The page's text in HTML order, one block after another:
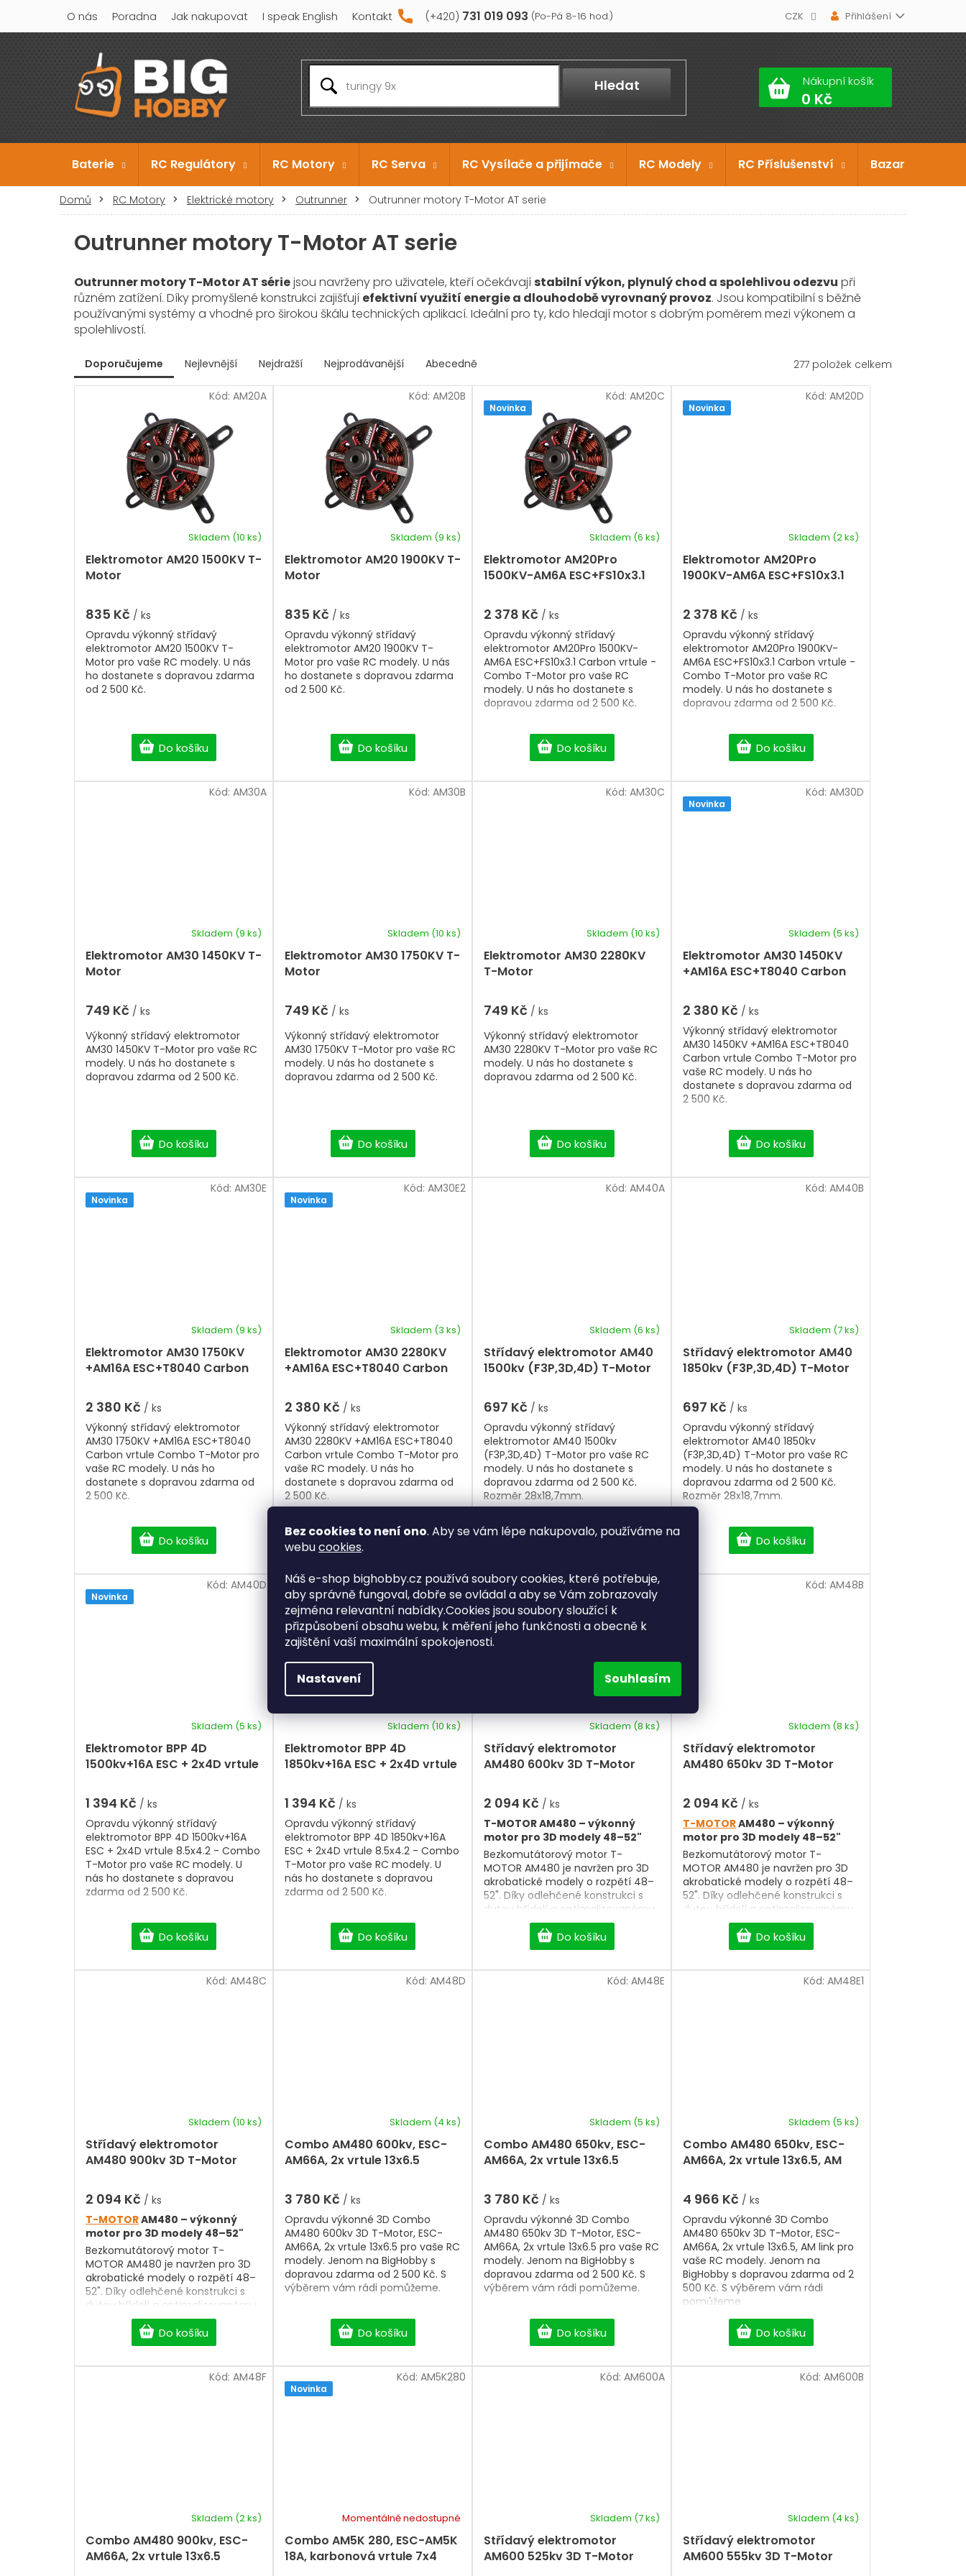
Bez cookies to není ono. Aby se vám lépe nakupovalo, používáme na
webucookies.
Náš e-shop bighobby.cz používá soubory cookies, které potřebuje,
aby správně fungoval, dobře se ovládal a aby se Vám zobrazovaly
zejména relevantní nabídky.Cookies jsou soubory sloužící k
přizpůsobení obsahu webu, k měření jeho funkčnosti a obecně k
zajištění vaší maximální spokojenosti.
Nastavení Souhlasím
obsah
731 019 093
O nás Poradna Jak nakupovat I speak English Kontakt CZK Přihlášení
Hledat Nákupní košík
Baterie RC Regulátory RC Motory RC Serva RC Vysílače a přijímače RC Modely RC Příslušenství Bazar
Domů RC Motory Elektrické motory Outrunner Outrunner motory T-Motor AT serie
Outrunner motory T-Motor AT serie
Outrunner motory T-Motor AT sériejsou navrženy pro uživatele, kteří očekávají stabilní výkon, plynulý chod a spolehlivou odezvu při
různém zatížení. Díky promyšlené konstrukci zajišťují efektivní využití energie a dlouhodobě vyrovnaný provoz. Jsou kompatibilní s běžně
používanými systémy a vhodné pro širokou škálu technických aplikací. Ideální pro ty, kdo hledají motor s dobrým poměrem mezi výkonem a
spolehlivostí.
Ř
Doporučujeme Nejlevnější Nejdražší Nejprodávanější Abecedně 277 položek celkem
ý
p
Elektromotor AM20 1500KV T-
Motor
Skladem (10 ks)
835 Kč / ks
Do košíku
Opravdu výkonný střídavý
elektromotor AM20 1500KV T-
Motor pro vaše RC modely. U nás
ho dostanete s dopravou zdarma
od 2 500 Kč.
Kód: AM20A
Elektromotor AM20 1900KV T-
Motor
Skladem (9 ks)
835 Kč / ks
Do košíku
Opravdu výkonný střídavý
elektromotor AM20 1900KV T-
Motor pro vaše RC modely. U nás
ho dostanete s dopravou zdarma
od 2 500 Kč.
Kód: AM20B
Novinka
Elektromotor AM20Pro
1500KV-AM6A ESC+FS10x3.1
Motor
Skladem (6 ks)
2 378 Kč / ks
Do košíku
Opravdu výkonný střídavý
elektromotor AM20Pro 1500KV-
AM6A ESC+FS10x3.1 Carbon vrtule -
Combo T-Motor pro vaše RC
modely. U nás ho dostanete s
dopravou zdarma od 2 500 Kč.
Kód: AM20C
Novinka
Elektromotor AM20Pro
1900KV-AM6A ESC+FS10x3.1
Motor
Skladem (2 ks)
2 378 Kč / ks
Do košíku
Opravdu výkonný střídavý
elektromotor AM20Pro 1900KV-
AM6A ESC+FS10x3.1 Carbon vrtule -
Combo T-Motor pro vaše RC
modely. U nás ho dostanete s
dopravou zdarma od 2 500 Kč.
Kód: AM20D
Elektromotor AM30 1450KV T-
Motor
Skladem (9 ks)
749 Kč / ks
Do košíku
Výkonný střídavý elektromotor
AM30 1450KV T-Motor pro vaše RC
modely. U nás ho dostanete s
dopravou zdarma od 2 500 Kč.
Kód: AM30A
Elektromotor AM30 1750KV T-
Motor
Skladem (10 ks)
749 Kč / ks
Do košíku
Výkonný střídavý elektromotor
AM30 1750KV T-Motor pro vaše RC
modely. U nás ho dostanete s
dopravou zdarma od 2 500 Kč.
Kód: AM30B
Elektromotor AM30 2280KV
T-Motor
Skladem (10 ks)
749 Kč / ks
Do košíku
Výkonný střídavý elektromotor
AM30 2280KV T-Motor pro vaše RC
modely. U nás ho dostanete s
dopravou zdarma od 2 500 Kč.
Kód: AM30C
Novinka
Elektromotor AM30 1450KV
+AM16A ESC+T8040 Carbon
Skladem (5 ks)
2 380 Kč / ks
Do košíku
Výkonný střídavý elektromotor
AM30 1450KV +AM16A ESC+T8040
Carbon vrtule Combo T-Motor pro
vaše RC modely. U nás ho
dostanete s dopravou zdarma od
2 500 Kč.
Kód: AM30D
Novinka
Elektromotor AM30 1750KV
+AM16A ESC+T8040 Carbon
Skladem (9 ks)
2 380 Kč / ks
Do košíku
Výkonný střídavý elektromotor
AM30 1750KV +AM16A ESC+T8040
Carbon vrtule Combo T-Motor pro
vaše RC modely. U nás ho
dostanete s dopravou zdarma od
2 500 Kč.
Kód: AM30E
Novinka
Elektromotor AM30 2280KV
+AM16A ESC+T8040 Carbon
Skladem (3 ks)
2 380 Kč / ks
Do košíku
Výkonný střídavý elektromotor
AM30 2280KV +AM16A ESC+T8040
Carbon vrtule Combo T-Motor pro
vaše RC modely. U nás ho
dostanete s dopravou zdarma od
2 500 Kč.
Kód: AM30E2
Střídavý elektromotor AM40
1500kv (F3P,3D,4D) T-Motor
Skladem (6 ks)
697 Kč / ks
Do košíku
Opravdu výkonný střídavý
elektromotor AM40 1500kv
(F3P,3D,4D) T-Motor pro vaše RC
modely. U nás ho dostanete s
dopravou zdarma od 2 500 Kč.
Rozměr 28x18,7mm.
Kód: AM40A
Střídavý elektromotor AM40
1850kv (F3P,3D,4D) T-Motor
Skladem (7 ks)
697 Kč / ks
Do košíku
Opravdu výkonný střídavý
elektromotor AM40 1850kv
(F3P,3D,4D) T-Motor pro vaše RC
modely. U nás ho dostanete s
dopravou zdarma od 2 500 Kč.
Rozměr 28x18,7mm.
Kód: AM40B
Novinka
Elektromotor BPP 4D
1500kv+16A ESC + 2x4D vrtule
Skladem (5 ks)
1 394 Kč / ks
Do košíku
Opravdu výkonný střídavý
elektromotor BPP 4D 1500kv+16A
ESC + 2x4D vrtule 8.5x4.2 - Combo
T-Motor pro vaše RC modely. U
nás ho dostanete s dopravou
zdarma od 2 500 Kč.
Kód: AM40D
Novinka
Elektromotor BPP 4D
1850kv+16A ESC + 2x4D vrtule
Skladem (10 ks)
1 394 Kč / ks
Do košíku
Opravdu výkonný střídavý
elektromotor BPP 4D 1850kv+16A
ESC + 2x4D vrtule 8.5x4.2 - Combo
T-Motor pro vaše RC modely. U
nás ho dostanete s dopravou
zdarma od 2 500 Kč.
Kód:AM40E
Střídavý elektromotor
AM480 600kv 3D T-Motor
Skladem (8 ks)
2 094 Kč / ks
Do košíku
T-MOTOR AM480 – výkonný
motor pro 3D modely 48–52"
Bezkomutátorový motor T-
MOTOR AM480 je navržen pro 3D
akrobatické modely o rozpětí 48–
52". Díky odlehčené konstrukci s
dutou hřídelí a optimalizovanému
chlazení nabízí vysoký výkon,
nízkou hmotnost a dlouhou
životnost. Poměr průměru k výšce
rychlou odezvu a efektivní
Kód:AM48A
Střídavý elektromotor
AM480 650kv 3D T-Motor
Skladem (8 ks)
2 094 Kč / ks
Do košíku
T-MOTORAM480 – výkonný
motor pro 3D modely 48–52"
Bezkomutátorový motor T-
MOTOR AM480 je navržen pro 3D
akrobatické modely o rozpětí 48–
52". Díky odlehčené konstrukci s
dutou hřídelí a optimalizovanému
chlazení nabízí vysoký výkon,
nízkou hmotnost a dlouhou
životnost. Poměr průměru k výšce
rychlou odezvu a efektivní
Kód: AM48B
Střídavý elektromotor
AM480 900kv 3D T-Motor
hodnocení
produktu
je
z
5
hvězdiček.
Skladem (10 ks)
2 094 Kč / ks
Do košíku
T-MOTORAM480 – výkonný
motor pro 3D modely 48–52"
Bezkomutátorový motor T-
MOTOR AM480 je navržen pro 3D
akrobatické modely o rozpětí 48–
52". Díky odlehčené konstrukci s
dutou hřídelí a optimalizovanému
chlazení nabízí vysoký výkon,
nízkou hmotnost a dlouhou
životnost. Poměr průměru k výšce
rychlou odezvu a efektivní
Kód: AM48C
Combo AM480 600kv, ESC-
AM66A, 2x vrtule 13x6.5
Skladem (4 ks)
3 780 Kč / ks
Do košíku
Opravdu výkonné 3D Combo
AM480 600kv 3D T-Motor, ESC-
AM66A, 2x vrtule 13x6.5 pro vaše RC
modely. Jenom na BigHobby s
dopravou zdarma od 2 500 Kč. S
výběrem vám rádi pomůžeme.
Kód: AM48D
Combo AM480 650kv, ESC-
AM66A, 2x vrtule 13x6.5
Skladem (5 ks)
3 780 Kč / ks
Do košíku
Opravdu výkonné 3D Combo
AM480 650kv 3D T-Motor, ESC-
AM66A, 2x vrtule 13x6.5 pro vaše RC
modely. Jenom na BigHobby s
dopravou zdarma od 2 500 Kč. S
výběrem vám rádi pomůžeme.
Kód: AM48E
Combo AM480 650kv, ESC-
AM66A, 2x vrtule 13x6.5, AM
Skladem (5 ks)
4 966 Kč / ks
Do košíku
Opravdu výkonné 3D Combo
AM480 650kv 3D T-Motor, ESC-
AM66A, 2x vrtule 13x6.5, AM link pro
vaše RC modely. Jenom na
BigHobby s dopravou zdarma od 2
500 Kč. S výběrem vám rádi
pomůžeme.
Kód: AM48E1
Combo AM480 900kv, ESC-
AM66A, 2x vrtule 13x6.5
Skladem (2 ks)
Kód: AM48F
Novinka
Combo AM5K 280, ESC-AM5K
18A, karbonová vrtule 7x4
Momentálně nedostupné
Kód: AM5K280
Střídavý elektromotor
AM600 525kv 3D T-Motor
Skladem (7 ks)
Kód: AM600A
Střídavý elektromotor
AM600 555kv 3D T-Motor
Skladem (4 ks)
Kód: AM600B